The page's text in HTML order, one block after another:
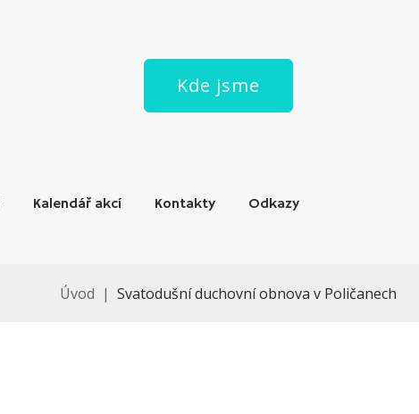
Kde jsme
Kalendář akcí Kontakty Odkazy
Úvod | Svatodušní duchovní obnova v Poličanech